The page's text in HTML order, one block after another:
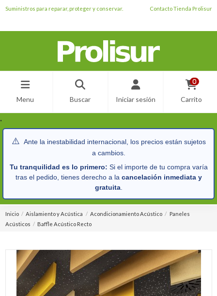
Suministros para reparar, proteger y conservar. Contacto Tienda Prolisur
Menu Buscar Iniciar sesión
0
Carrito
.
⚠️ Ante la inestabilidad internacional, los precios están sujetos
a cambios.
Tu tranquilidad es lo primero: Si el importe de tu compra varía
tras el pedido, tienes derecho a la cancelación inmediata y
gratuita.
Inicio Aislamiento y Acústica Acondicionamiento Acústico
Paneles
Acústicos
Baffle Acústico Recto